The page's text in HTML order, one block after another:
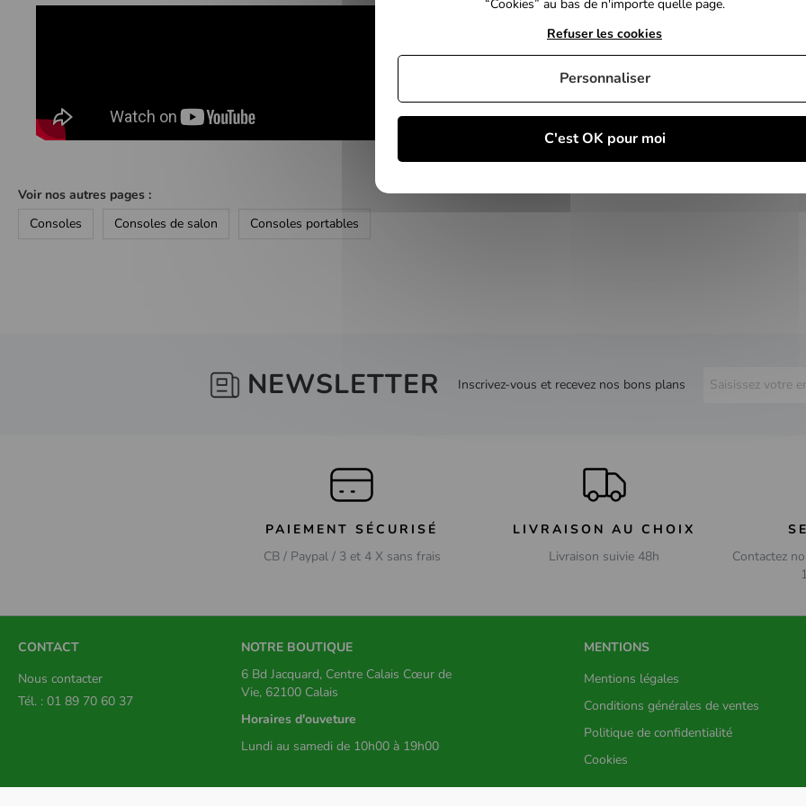
Voir nos autres pages :
Consoles
Consoles de salon Consoles portables
NEWSLETTER Inscrivez-vous et recevez nos bons plans
PAIEMENT SÉCURISÉ
CB / Paypal / 3 et 4 X sans frais
LIVRAISON AU CHOIX
Livraison suivie 48h
Contactez
CONTACT
Nous contacter
Tél. : 01 89 70 60 37
NOTRE BOUTIQUE
6 Bd Jacquard, Centre Calais Cœur de
Vie, 62100 Calais
Horaires d'ouveture
Lundi au samedi de 10h00 à 19h00
MENTIONS
Mentions légales
Conditions générales de ventes
Politique de confidentialité
Cookies
“Cookies” au bas de n'importe quelle page.
C'est OK pour moi
Refuser les cookies
Personnaliser